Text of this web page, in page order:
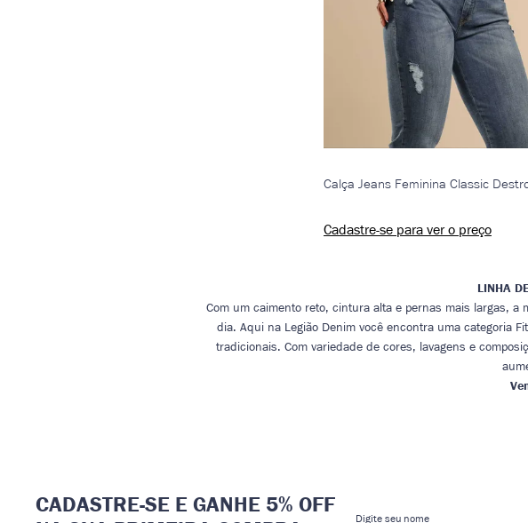
Calça Jeans Feminina Classic
Cadastre-se para ver o preço
LINHA
Com um caimento reto, cintura alta e pernas mais largas, a
dia. Aqui na Legião Denim você encontra uma categoria
tradicionais. Com variedade de cores, lavagens e
CADASTRE-SE E GANHE 5% OFF
Digite seu nome